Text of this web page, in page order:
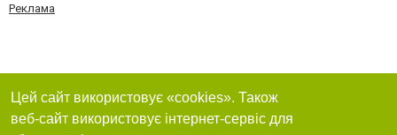
Реклама
Цей сайт використовує «cookies». Також
веб-сайт використовує інтернет-сервіс для